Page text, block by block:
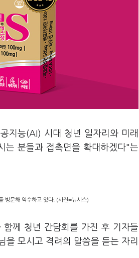
지능(AI) 시대 청년 일자리와 미래
는 분들과 접촉면을 확대하겠다"는
방문해 악수하고 있다. (사진=뉴시스)
께 청년 간담회를 가진 후 기자들
모시고 격려의 말씀을 듣는 자리